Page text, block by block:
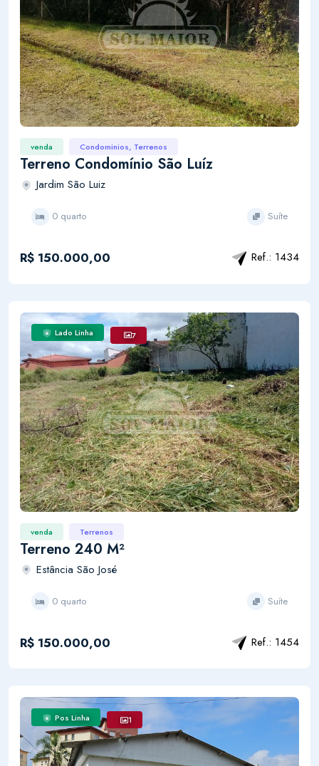
venda Condominios, Terrenos
Terreno Condomínio São Luíz
Jardim São Luiz
0 quarto Suíte
R$ 150.000,00 Ref.: 1434
Lado Linha 7
venda Terrenos
Terreno 240 M²
Estância São José
0 quarto Suíte
R$ 150.000,00 Ref.: 1454
Pos Linha 1